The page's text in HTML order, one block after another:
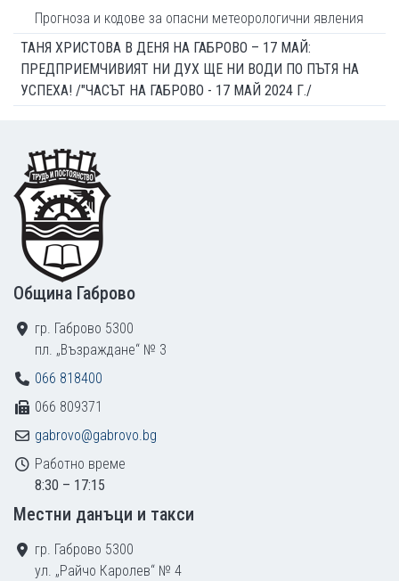
Прогноза и кодове за опасни метеорологични явления
ТАНЯ ХРИСТОВА В ДЕНЯ НА ГАБРОВО – 17 МАЙ:
ПРЕДПРИЕМЧИВИЯТ НИ ДУХ ЩЕ НИ ВОДИ ПО ПЪТЯ НА
УСПЕХА! /"ЧАСЪТ НА ГАБРОВО - 17 МАЙ 2024 Г./
Footer
Община Габрово
гр. Габрово 5300
пл. „Възраждане“ № 3
066 818400
066 809371
gabrovo@gabrovo.bg
Работно време
8:30 – 17:15
Местни данъци и такси
гр. Габрово 5300
ул. „Райчо Каролев“ № 4